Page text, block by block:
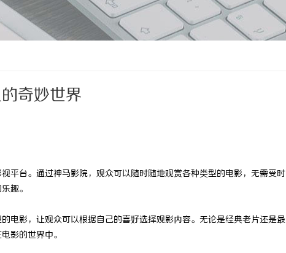
奇妙世界
平台。通过神马影院，观众可以随时随地观赏各种类型的电影，无需受时
趣。
电影，让观众可以根据自己的喜好选择观影内容。无论是经典老片还是最
影的世界中。